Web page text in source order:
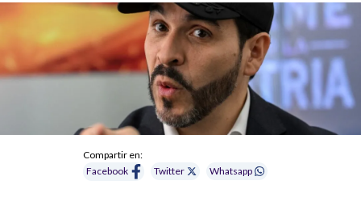
Compartir en:
Facebook
Twitter Whatsapp